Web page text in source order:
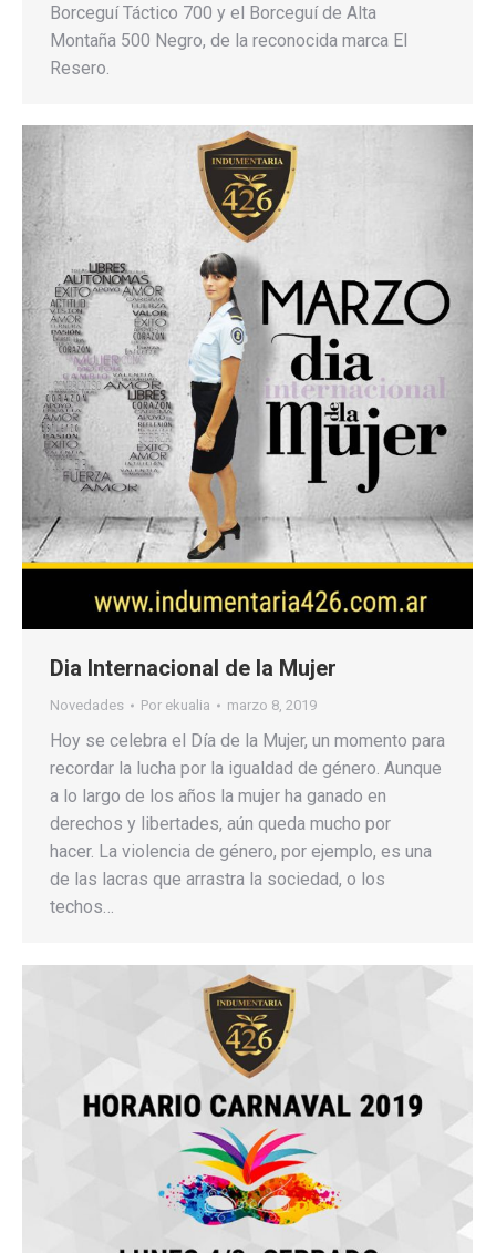
Borceguí Táctico 700 y el Borceguí de Alta
Montaña 500 Negro, de la reconocida marca El
Resero.
Dia Internacional de la Mujer
Novedades Por ekualia marzo 8, 2019
Hoy se celebra el Día de la Mujer, un momento para
recordar la lucha por la igualdad de género. Aunque
a lo largo de los años la mujer ha ganado en
derechos y libertades, aún queda mucho por
hacer. La violencia de género, por ejemplo, es una
de las lacras que arrastra la sociedad, o los
techos…